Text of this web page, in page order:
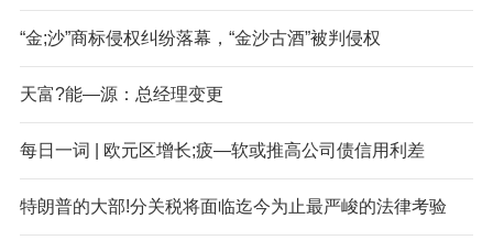
“金;沙”商标侵权纠纷落幕，“金沙古酒”被判侵权
天富?能—源：总经理变更
每日一词 | 欧元区增长;疲—软或推高公司债信用利差
特朗普的大部!分关税将面临迄今为止最严峻的法律考验